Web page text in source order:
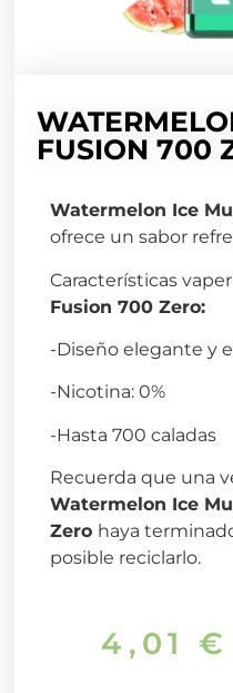
FUSION 700
Watermelon Ice
ofrece un sabor
Características vaper
Fusion 700 Zero:
-Diseño elegante y
-Nicotina: 0%
-Hasta 700 caladas
Recuerda que una
Watermelon Ice
Zero haya
posible reciclarlo.
4,01€